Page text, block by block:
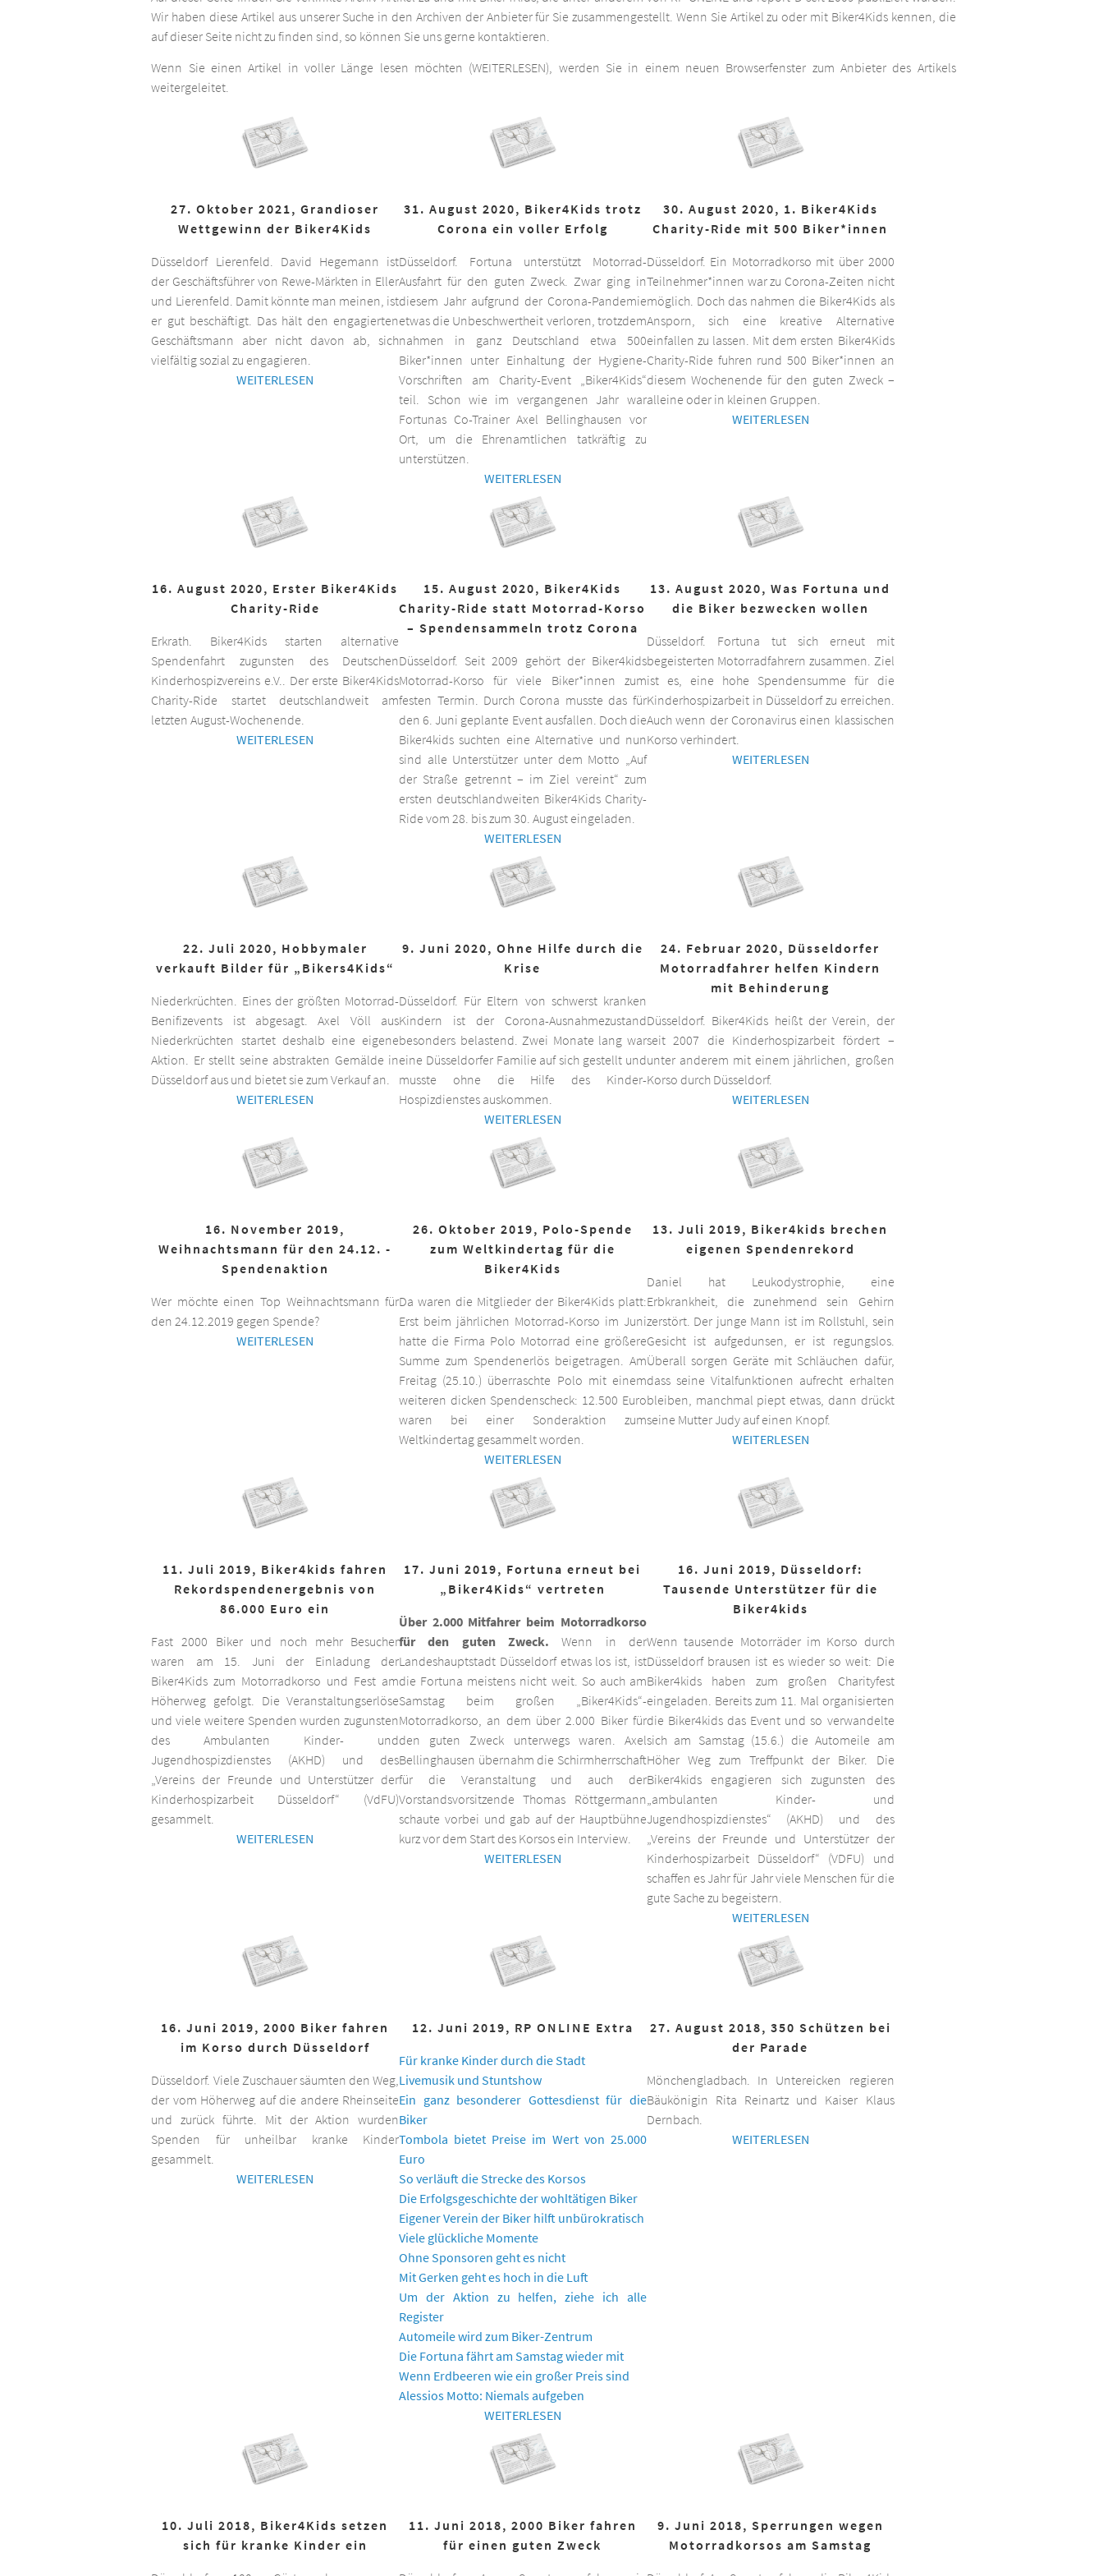
Wir haben diese Artikel aus unserer Suche in den Archiven der Anbieter für Sie zusammengestellt. Wenn Sie Artikel zu oder mit Biker4Kids kennen, die
auf dieser Seite nicht zu finden sind, so können Sie uns gerne kontaktieren.
Wenn Sie einen Artikel in voller Länge lesen möchten (WEITERLESEN), werden Sie in einem neuen Browserfenster zum Anbieter des Artikels
weitergeleitet.
27. Oktober 2021, Grandioser
Wettgewinn der Biker4Kids
Düsseldorf Lierenfeld. David Hegemann ist
der Geschäftsführer von Rewe-Märkten in Eller
und Lierenfeld. Damit könnte man meinen, ist
er gut beschäftigt. Das hält den engagierten
Geschäftsmann aber nicht davon ab, sich
vielfältig sozial zu engagieren.
WEITERLESEN
31. August 2020, Biker4Kids trotz
Corona ein voller Erfolg
Düsseldorf. Fortuna unterstützt Motorrad-
Ausfahrt für den guten Zweck. Zwar ging in
diesem Jahr aufgrund der Corona-Pandemie
etwas die Unbeschwertheit verloren, trotzdem
nahmen in ganz Deutschland etwa 500
Biker*innen unter Einhaltung der Hygiene-
Vorschriften am Charity-Event „Biker4Kids“
teil. Schon wie im vergangenen Jahr war
Fortunas Co-Trainer Axel Bellinghausen vor
Ort, um die Ehrenamtlichen tatkräftig zu
unterstützen.
WEITERLESEN
30. August 2020, 1. Biker4Kids
Charity-Ride mit 500 Biker*innen
Düsseldorf. Ein Motorradkorso mit über 2000
Teilnehmer*innen war zu Corona-Zeiten nicht
möglich. Doch das nahmen die Biker4Kids als
Ansporn, sich eine kreative Alternative
einfallen zu lassen. Mit dem ersten Biker4Kids
Charity-Ride fuhren rund 500 Biker*innen an
diesem Wochenende für den guten Zweck –
alleine oder in kleinen Gruppen.
WEITERLESEN
16. August 2020, Erster Biker4Kids
Charity-Ride
Erkrath. Biker4Kids starten alternative
Spendenfahrt zugunsten des Deutschen
Kinderhospizvereins e.V.. Der erste Biker4Kids
Charity-Ride startet deutschlandweit am
letzten August-Wochenende.
WEITERLESEN
15. August 2020, Biker4Kids
Charity-Ride statt Motorrad-Korso
– Spendensammeln trotz Corona
Düsseldorf. Seit 2009 gehört der Biker4kids
Motorrad-Korso für viele Biker*innen zum
festen Termin. Durch Corona musste das für
den 6. Juni geplante Event ausfallen. Doch die
Biker4kids suchten eine Alternative und nun
sind alle Unterstützer unter dem Motto „Auf
der Straße getrennt – im Ziel vereint“ zum
ersten deutschlandweiten Biker4Kids Charity-
Ride vom 28. bis zum 30. August eingeladen.
WEITERLESEN
13. August 2020, Was Fortuna und
die Biker bezwecken wollen
Düsseldorf. Fortuna tut sich erneut mit
begeisterten Motorradfahrern zusammen. Ziel
ist es, eine hohe Spendensumme für die
Kinderhospizarbeit in Düsseldorf zu erreichen.
Auch wenn der Coronavirus einen klassischen
Korso verhindert.
WEITERLESEN
22. Juli 2020, Hobbymaler
verkauft Bilder für „Bikers4Kids“
Niederkrüchten. Eines der größten Motorrad-
Benifizevents ist abgesagt. Axel Völl aus
Niederkrüchten startet deshalb eine eigene
Aktion. Er stellt seine abstrakten Gemälde in
Düsseldorf aus und bietet sie zum Verkauf an.
WEITERLESEN
9. Juni 2020, Ohne Hilfe durch die
Krise
Düsseldorf. Für Eltern von schwerst kranken
Kindern ist der Corona-Ausnahmezustand
besonders belastend. Zwei Monate lang war
eine Düsseldorfer Familie auf sich gestellt und
musste ohne die Hilfe des Kinder-
Hospizdienstes auskommen.
WEITERLESEN
24. Februar 2020, Düsseldorfer
Motorradfahrer helfen Kindern
mit Behinderung
Düsseldorf. Biker4Kids heißt der Verein, der
seit 2007 die Kinderhospizarbeit fördert –
unter anderem mit einem jährlichen, großen
Korso durch Düsseldorf.
WEITERLESEN
16. November 2019,
Weihnachtsmann für den 24.12. -
Spendenaktion
Wer möchte einen Top Weihnachtsmann für
den 24.12.2019 gegen Spende?
WEITERLESEN
26. Oktober 2019, Polo-Spende
zum Weltkindertag für die
Biker4Kids
Da waren die Mitglieder der Biker4Kids platt:
Erst beim jährlichen Motorrad-Korso im Juni
hatte die Firma Polo Motorrad eine größere
Summe zum Spendenerlös beigetragen. Am
Freitag (25.10.) überraschte Polo mit einem
weiteren dicken Spendenscheck: 12.500 Euro
waren bei einer Sonderaktion zum
Weltkindertag gesammelt worden.
WEITERLESEN
13. Juli 2019, Biker4kids brechen
eigenen Spendenrekord
Daniel hat Leukodystrophie, eine
Erbkrankheit, die zunehmend sein Gehirn
zerstört. Der junge Mann ist im Rollstuhl, sein
Gesicht ist aufgedunsen, er ist regungslos.
Überall sorgen Geräte mit Schläuchen dafür,
dass seine Vitalfunktionen aufrecht erhalten
bleiben, manchmal piept etwas, dann drückt
seine Mutter Judy auf einen Knopf.
WEITERLESEN
11. Juli 2019, Biker4kids fahren
Rekordspendenergebnis von
86.000 Euro ein
Fast 2000 Biker und noch mehr Besucher
waren am 15. Juni der Einladung der
Biker4Kids zum Motorradkorso und Fest am
Höherweg gefolgt. Die Veranstaltungserlöse
und viele weitere Spenden wurden zugunsten
des Ambulanten Kinder- und
Jugendhospizdienstes (AKHD) und des
„Vereins der Freunde und Unterstützer der
Kinderhospizarbeit Düsseldorf“ (VdFU)
gesammelt.
WEITERLESEN
17. Juni 2019, Fortuna erneut bei
„Biker4Kids“ vertreten
Über 2.000 Mitfahrer beim Motorradkorso
für den guten Zweck. Wenn in der
Landeshauptstadt Düsseldorf etwas los ist, ist
die Fortuna meistens nicht weit. So auch am
Samstag beim großen „Biker4Kids“-
Motorradkorso, an dem über 2.000 Biker für
den guten Zweck unterwegs waren. Axel
Bellinghausen übernahm die Schirmherrschaft
für die Veranstaltung und auch der
Vorstandsvorsitzende Thomas Röttgermann
schaute vorbei und gab auf der Hauptbühne
kurz vor dem Start des Korsos ein Interview.
WEITERLESEN
16. Juni 2019, Düsseldorf:
Tausende Unterstützer für die
Biker4kids
Wenn tausende Motorräder im Korso durch
Düsseldorf brausen ist es wieder so weit: Die
Biker4kids haben zum großen Charityfest
eingeladen. Bereits zum 11. Mal organisierten
die Biker4kids das Event und so verwandelte
sich am Samstag (15.6.) die Automeile am
Höher Weg zum Treffpunkt der Biker. Die
Biker4kids engagieren sich zugunsten des
„ambulanten Kinder- und
Jugendhospizdienstes“ (AKHD) und des
„Vereins der Freunde und Unterstützer der
Kinderhospizarbeit Düsseldorf“ (VDFU) und
schaffen es Jahr für Jahr viele Menschen für die
gute Sache zu begeistern.
WEITERLESEN
16. Juni 2019, 2000 Biker fahren
im Korso durch Düsseldorf
Düsseldorf. Viele Zuschauer säumten den Weg,
der vom Höherweg auf die andere Rheinseite
und zurück führte. Mit der Aktion wurden
Spenden für unheilbar kranke Kinder
gesammelt.
WEITERLESEN
12. Juni 2019, RP ONLINE Extra
Für kranke Kinder durch die Stadt
Livemusik und Stuntshow
Ein ganz besonderer Gottesdienst für die
Biker
Tombola bietet Preise im Wert von 25.000
Euro
So verläuft die Strecke des Korsos
Die Erfolgsgeschichte der wohltätigen Biker
Eigener Verein der Biker hilft unbürokratisch
Viele glückliche Momente
Ohne Sponsoren geht es nicht
Mit Gerken geht es hoch in die Luft
Um der Aktion zu helfen, ziehe ich alle
Register
Automeile wird zum Biker-Zentrum
Die Fortuna fährt am Samstag wieder mit
Wenn Erdbeeren wie ein großer Preis sind
Alessios Motto: Niemals aufgeben
WEITERLESEN
27. August 2018, 350 Schützen bei
der Parade
Mönchengladbach. In Untereicken regieren
Bäukönigin Rita Reinartz und Kaiser Klaus
Dernbach.
WEITERLESEN
10. Juli 2018, Biker4Kids setzen
sich für kranke Kinder ein
11. Juni 2018, 2000 Biker fahren
für einen guten Zweck
9. Juni 2018, Sperrungen wegen
Motorradkorsos am Samstag